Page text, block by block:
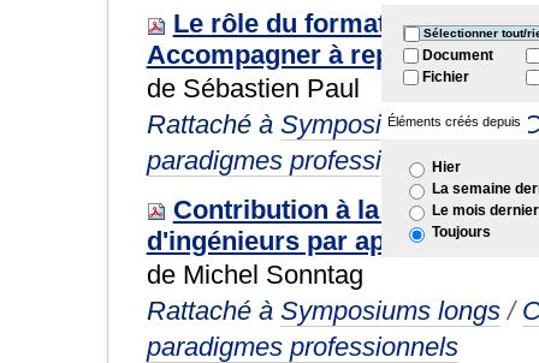
Sélectionner tout/
Document
Fichier
Éléments créés depuis
Hier
La semaine
Le mois dernier
Toujours
Le rôle du formateur dans la
Accompagner à repérer et à
de Sébastien Paul
Rattaché à Symposiums longs /
paradigmes professionnels
Contribution à la formation
d'ingénieurs par apprentissage
de Michel Sonntag
Rattaché à Symposiums longs /
paradigmes professionnels